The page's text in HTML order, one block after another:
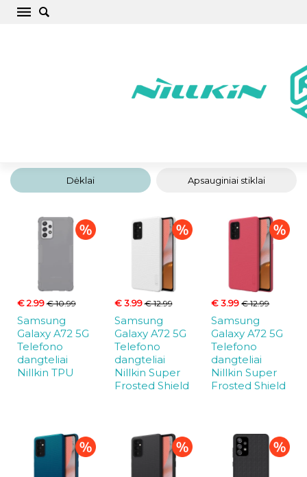
Dėklai Apsauginiai stiklai
€ 2.99€ 10.99
Samsung
Galaxy A72 5G
Telefono
dangteliai
Nillkin TPU
€ 3.99€ 12.99
Samsung
Galaxy A72 5G
Telefono
dangteliai
Nillkin Super
Frosted Shield
€ 3.99€ 12.99
Samsung
Galaxy A72 5G
Telefono
dangteliai
Nillkin Super
Frosted Shield